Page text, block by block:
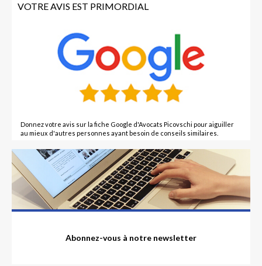
VOTRE AVIS EST PRIMORDIAL
Donnez votre avis sur la fiche Google d'Avocats Picovschi pour aiguiller
au mieux d'autres personnes ayant besoin de conseils similaires.
Abonnez-vous à notre newsletter